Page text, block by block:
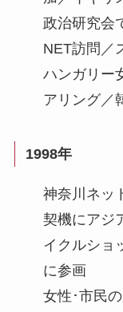
政治研究会
NET訪問／
ハンガリー
アリング／
1998年
神奈川ネッ
契機にアジ
イクルショ
に参画
女性･市民